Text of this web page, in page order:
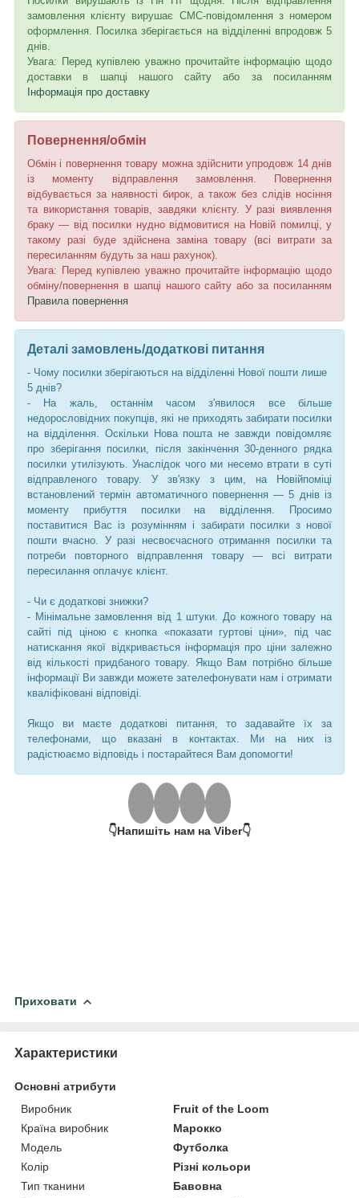
замовлення клієнту вирушає СМС-повідомлення з номером
оформлення. Посилка зберігається на відділенні впродовж 5
днів.
Увага: Перед купівлею уважно прочитайте інформацію щодо
доставки в шапці нашого сайту або за посиланням
Інформація про доставку
Повернення/обмін
Обмін і повернення товару можна здійснити упродовж 14 днів
із моменту відправлення замовлення. Повернення
відбувається за наявності бирок, а також без слідів носіння
та використання товарів, завдяки клієнту. У разі виявлення
браку — від посилки нудно відмовитися на Новій помилці, у
такому разі буде здійснена заміна товару (всі витрати за
пересиланням будуть за наш рахунок).
Увага: Перед купівлею уважно прочитайте інформацію щодо
обміну/повернення в шапці нашого сайту або за посиланням
Правила повернення
Деталі замовлень/додаткові питання
- Чому посилки зберігаються на відділенні Нової пошти лише
5 днів?
- На жаль, останнім часом з'явилося все більше
недорословідних покупців, які не приходять забирати посилки
на відділення. Оскільки Нова пошта не завжди повідомляє
про зберігання посилки, після закінчення 30-денного рядка
посилки утилізують. Унаслідок чого ми несемо втрати в суті
відправленого товару. У зв'язку з цим, на Новійпоміці
встановлений термін автоматичного повернення — 5 днів із
моменту прибуття посилки на відділення. Просимо
поставитися Вас із розумінням і забирати посилки з нової
пошти вчасно. У разі несвоєчасного отримання посилки та
потреби повторного відправлення товару — всі витрати
пересилання оплачує клієнт.
- Чи є додаткові знижки?
- Мінімальне замовлення від 1 штуки. До кожного товару на
сайті під ціною є кнопка «показати гуртові ціни», під час
натискання якої відкривається інформація про ціни залежно
від кількості придбаного товару. Якщо Вам потрібно більше
інформації Ви завжди можете зателефонувати нам і отримати
кваліфіковані відповіді.
Якщо ви маєте додаткові питання, то задавайте їх за
телефонами, що вказані в контактах. Ми на них із
радістюаємо відповідь і постарайтеся Вам допомогти!
👇Напишіть нам на Viber👇
Приховати
Характеристики
Основні атрибути
Виробник
Fruit of the Loom
Країна виробник
Марокко
Модель
Футболка
Колір
Різні кольори
Тип тканини
Бавовна